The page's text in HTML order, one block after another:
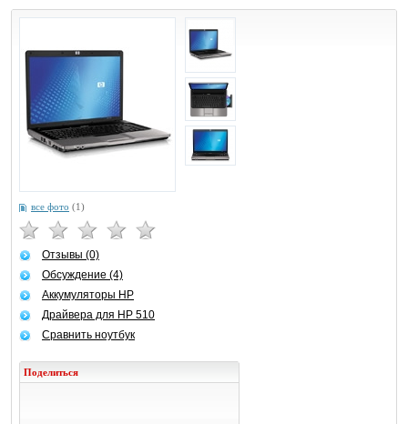
все фото (1)
Отзывы (0)
Обсуждение (4)
Аккумуляторы HP
Драйвера для HP 510
Сравнить ноутбук
Поделиться